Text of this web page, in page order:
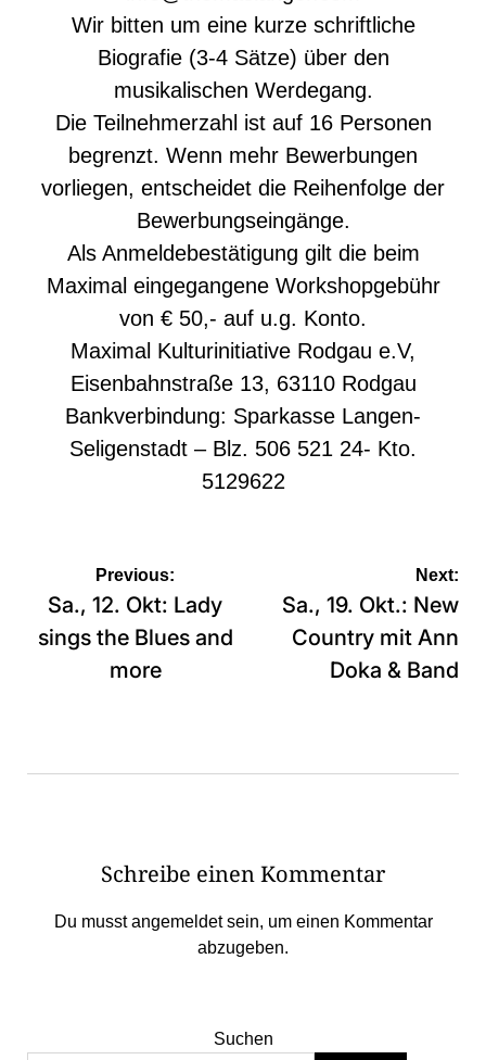
Wir bitten um eine kurze schriftliche
Biografie (3-4 Sätze) über den
musikalischen Werdegang.
Die Teilnehmerzahl ist auf 16 Personen
begrenzt. Wenn mehr Bewerbungen
vorliegen, entscheidet die Reihenfolge der
Bewerbungseingänge.
Als Anmeldebestätigung gilt die beim
Maximal eingegangene Workshopgebühr
von € 50,- auf u.g. Konto.
Maximal Kulturinitiative Rodgau e.V,
Eisenbahnstraße 13, 63110 Rodgau
Bankverbindung: Sparkasse Langen-
Seligenstadt – Blz. 506 521 24- Kto.
5129622
Beitragsnavigation
Previous:
Sa., 12. Okt: Lady
sings the Blues and
more
Next:
Sa., 19. Okt.: New
Country mit Ann
Doka & Band
Schreibe einen Kommentar
Du musstangemeldetsein, um einen Kommentar
abzugeben.
Suchen